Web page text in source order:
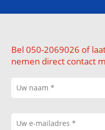
Bel 050-2069026 of
nemen direct contact